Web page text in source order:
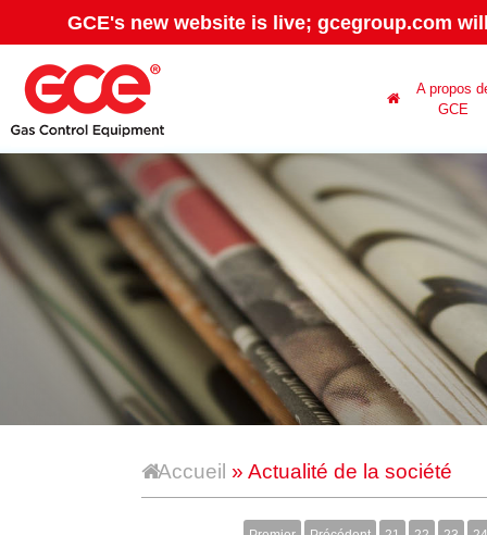
GCE's new website is live; gcegroup.com
A propos
GCE
Accueil » Actualité de la société